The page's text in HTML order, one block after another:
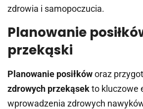
zdrowia i samopoczucia.
Planowanie
przekąski
Planowanie posiłkóworaz
zdrowych przekąsekto kluczowe
wprowadzenia zdrowych